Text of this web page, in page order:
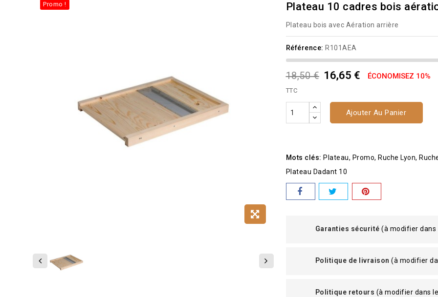
Promo ! Plateau 10 cadres bois
Plateau bois avec Aération arrière
Référence: R101AEA
18,50 € 16,65 € ÉCONOMISEZ 10%
TTC
Ajouter Au Panier
Mots clés: Plateau Promo Ruche Lyon
Plateau Dadant 10
Garanties sécurité (à modifier dans
Politique de livraison (à modifier
Politique retours (à modifier dans